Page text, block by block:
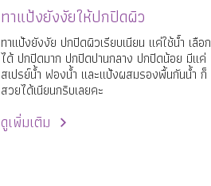
ทาแป้งยังงัยให้ปกปิดผิว
ทาแป้งยังงัย ปกปิดผิวเรียบเนียน แค่ใช้น้ำ เลือก
ได้ ปกปิดมาก ปกปิดปานกลาง ปกปิดน้อย มีแค่
สเปรย์น้ำ ฟองน้ำ และแป้งผสมรองพื้นกันน้ำ ก็
สวยได้เนียนกริบเลยคะ
ดูเพิ่มเติม